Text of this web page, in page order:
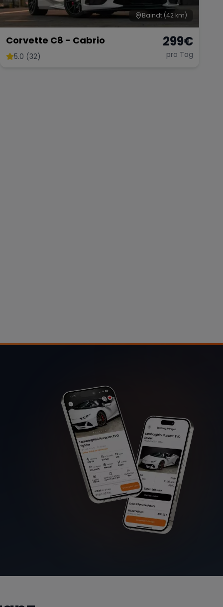
Baindt (42 km)
Corvette C8 - Cabrio
5.0 (32)
299€
pro Tag